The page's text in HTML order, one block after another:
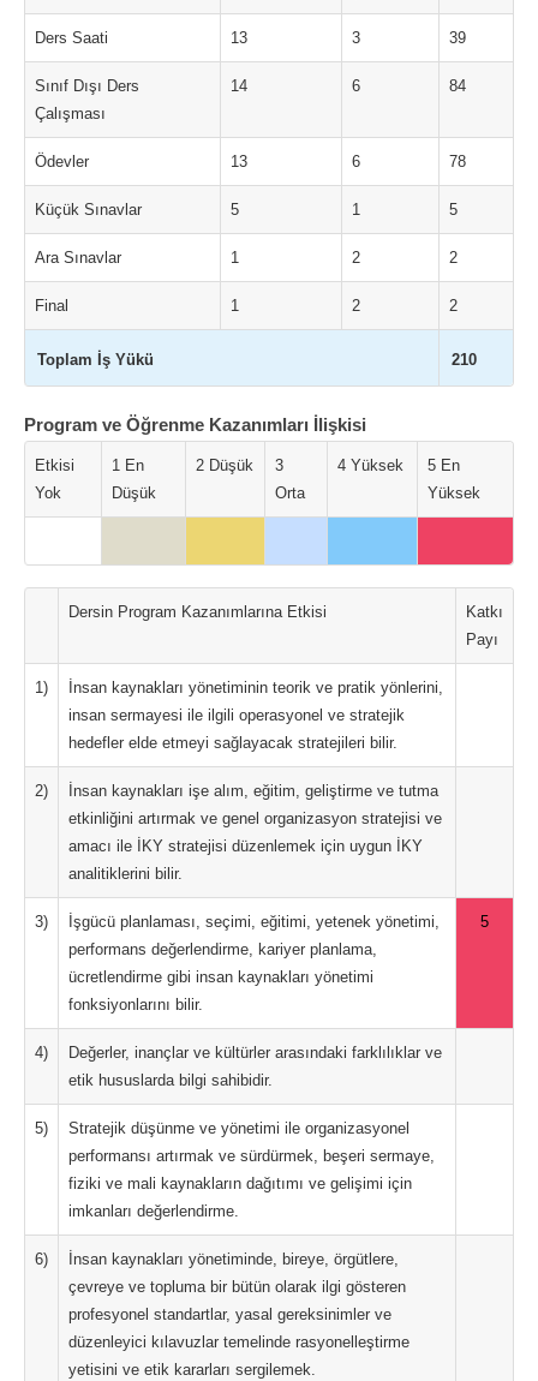
Ders Saati 13 3 39
Sınıf Dışı Ders
Çalışması
14 6 84
Ödevler 13 6 78
Küçük Sınavlar 5 1 5
Ara Sınavlar 1 2 2
Final 1 2 2
Toplam İş Yükü 210
Program ve Öğrenme Kazanımları İlişkisi
Etkisi
Yok
1 En
Düşük
2 Düşük
3
Orta
4 Yüksek
5 En
Yüksek
Dersin Program Kazanımlarına Etkisi
Katkı
Payı
1)
İnsan kaynakları yönetiminin teorik ve pratik yönlerini,
insan sermayesi ile ilgili operasyonel ve stratejik
hedefler elde etmeyi sağlayacak stratejileri bilir.
2)
İnsan kaynakları işe alım, eğitim, geliştirme ve tutma
etkinliğini artırmak ve genel organizasyon stratejisi ve
amacı ile İKY stratejisi düzenlemek için uygun İKY
analitiklerini bilir.
3)
İşgücü planlaması, seçimi, eğitimi, yetenek yönetimi,
performans değerlendirme, kariyer planlama,
ücretlendirme gibi insan kaynakları yönetimi
fonksiyonlarını bilir.
5
4)
Değerler, inançlar ve kültürler arasındaki farklılıklar ve
etik hususlarda bilgi sahibidir.
5)
Stratejik düşünme ve yönetimi ile organizasyonel
performansı artırmak ve sürdürmek, beşeri sermaye,
fiziki ve mali kaynakların dağıtımı ve gelişimi için
imkanları değerlendirme.
6)
İnsan kaynakları yönetiminde, bireye, örgütlere,
çevreye ve topluma bir bütün olarak ilgi gösteren
profesyonel standartlar, yasal gereksinimler ve
düzenleyici kılavuzlar temelinde rasyonelleştirme
yetisini ve etik kararları sergilemek.